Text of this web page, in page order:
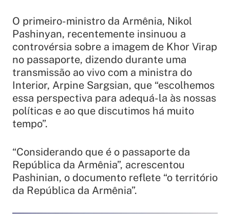
O primeiro-ministro da Armênia, Nikol
Pashinyan, recentemente insinuou a
controvérsia sobre a imagem de Khor Virap
no passaporte, dizendo durante uma
transmissão ao vivo com a ministra do
Interior, Arpine Sargsian, que “escolhemos
essa perspectiva para adequá-la às nossas
políticas e ao que discutimos há muito
tempo”.
“Considerando que é o passaporte da
República da Armênia”, acrescentou
Pashinian, o documento reflete “o território
da República da Armênia”.